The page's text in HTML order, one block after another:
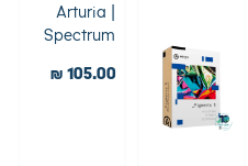
Arturia |
Spectrum
Pack(For
₪ 105.00